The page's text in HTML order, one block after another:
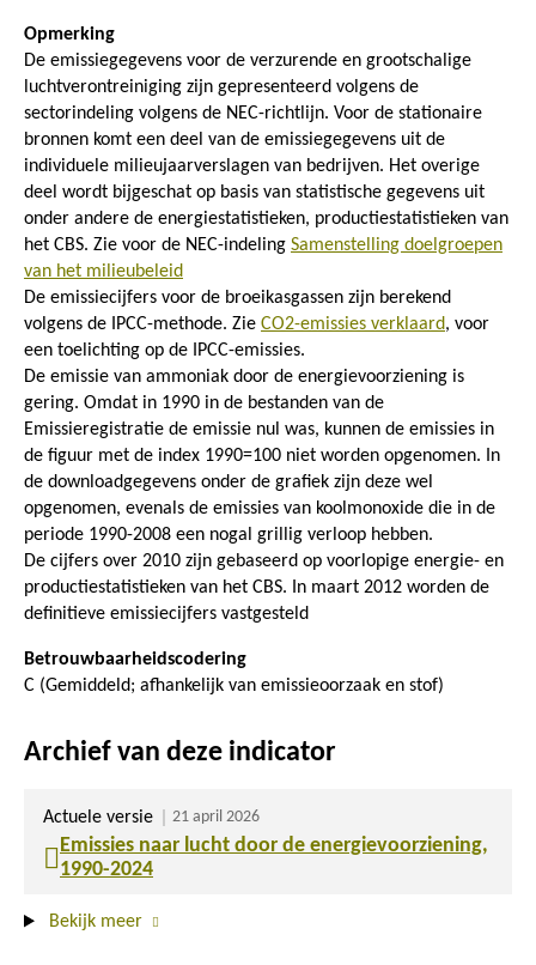
Opmerking
De emissiegegevens voor de verzurende en grootschalige
luchtverontreiniging zijn gepresenteerd volgens de
sectorindeling volgens de NEC-richtlijn. Voor de stationaire
bronnen komt een deel van de emissiegegevens uit de
individuele milieujaarverslagen van bedrijven. Het overige
deel wordt bijgeschat op basis van statistische gegevens uit
onder andere de energiestatistieken, productiestatistieken van
het CBS. Zie voor de NEC-indeling Samenstelling doelgroepen
van het milieubeleid
De emissiecijfers voor de broeikasgassen zijn berekend
volgens de IPCC-methode. Zie CO2-emissies verklaard, voor
een toelichting op de IPCC-emissies.
De emissie van ammoniak door de energievoorziening is
gering. Omdat in 1990 in de bestanden van de
Emissieregistratie de emissie nul was, kunnen de emissies in
de figuur met de index 1990=100 niet worden opgenomen. In
de downloadgegevens onder de grafiek zijn deze wel
opgenomen, evenals de emissies van koolmonoxide die in de
periode 1990-2008 een nogal grillig verloop hebben.
De cijfers over 2010 zijn gebaseerd op voorlopige energie- en
productiestatistieken van het CBS. In maart 2012 worden de
definitieve emissiecijfers vastgesteld
Betrouwbaarheidscodering
C (Gemiddeld; afhankelijk van emissieoorzaak en stof)
Archief van deze indicator
Actuele versie 21 april 2026
Emissies naar lucht door de energievoorziening,
1990-2024
Bekijk meer